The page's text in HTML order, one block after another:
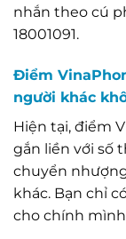
nhắn theo cú
18001091.
Điểm
người khác
Hiện tại, điểm
gắn liền với số
chuyển
khác. Bạn chỉ
cho chính